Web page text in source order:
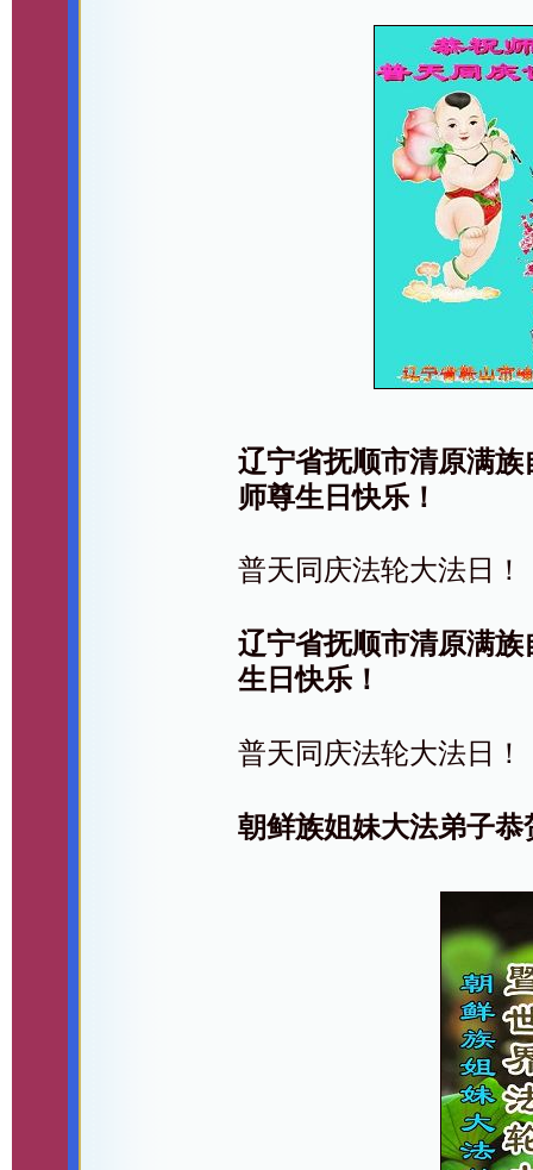
辽宁省抚顺市清原满
师尊生日快乐！
普天同庆法轮大法日！
辽宁省抚顺市清原满
生日快乐！
普天同庆法轮大法日！
朝鲜族姐妹大法弟子